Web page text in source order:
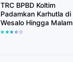
TRC BPBD Koltim
Padamkan Karhutla di
Wesalo Hingga Malam